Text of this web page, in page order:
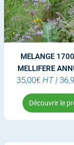
MELANGE
MELLIFERE
35,00€ HT |
Découvrir le